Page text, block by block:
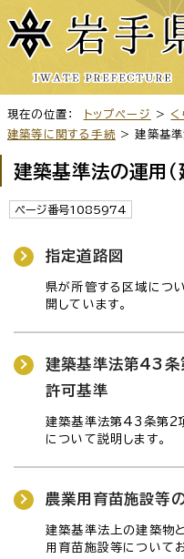
現在の位置： トップページ > く
建築等に関する手続 > 建築基準
建築基準法の運用（
ページ番号1085974
指定道路図
県が所管する区域につ
開しています。
建築基準法第43条
許可基準
建築基準法第43条第2
について説明します。
農業用育苗施設等
建築基準法上の建築物
用育苗施設等についてお